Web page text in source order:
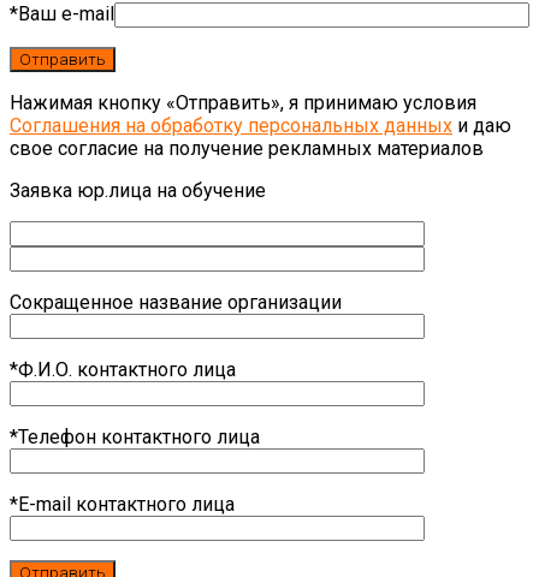
*Ваш e-mail
Нажимая кнопку «Отправить», я принимаю условия
Соглашения на обработку персональных данных и даю
свое согласие на получение рекламных материалов
Заявка юр.лица на обучение
Сокращенное название организации
*Ф.И.О. контактного лица
*Телефон контактного лица
*E-mail контактного лица